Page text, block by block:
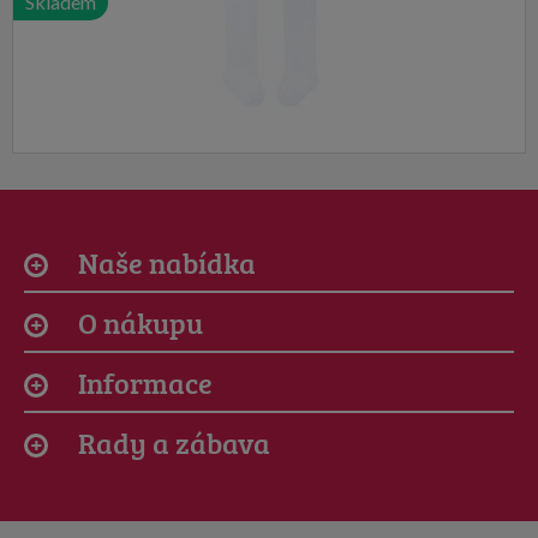
Naše nabídka
O nákupu
Informace
Rady a zábava